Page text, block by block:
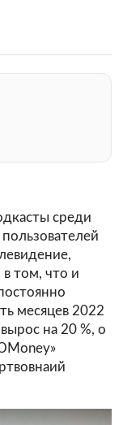
среди
в том, что и
месяцев 2022
на 20 %, о